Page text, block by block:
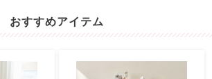
おすすめアイテム